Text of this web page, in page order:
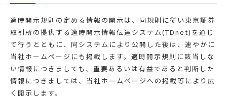
適時開示規則の定める情報の開示は、同規則に従い東京証券
取引所の提供する適時開示情報伝達システム(TDnet)を通じ
て行うとともに、同システムにより公開した後は、速やかに
当社ホームページにも掲載します。適時開示規則に該当しな
い情報につきましても、重要あるいは有益であると判断した
情報につきましては、当社ホームページへの掲載等により広
く開示します。